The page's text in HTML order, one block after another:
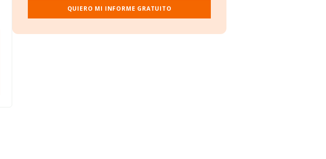
QUIERO MI INFORME GRATUITO